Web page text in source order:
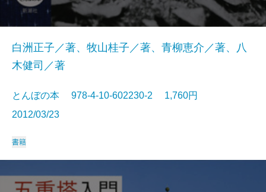
白洲正子／著、牧山桂子／著、青柳恵介／著、八
木健司／著
とんぼの本 978-4-10-602230-2 1,760円
2012/03/23
書籍